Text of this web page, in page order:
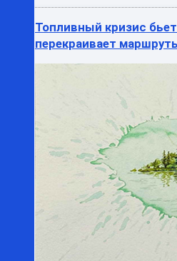
Рыбная логистика 2026
пройдет под диктовку
Автомобильные
Причина — топливный д ...